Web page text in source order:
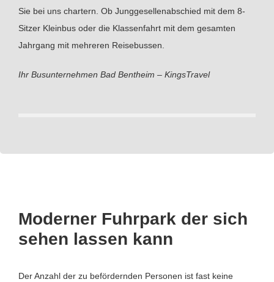
Sie bei uns chartern. Ob Junggesellenabschied mit dem 8-
Sitzer Kleinbus oder die Klassenfahrt mit dem gesamten
Jahrgang mit mehreren Reisebussen.
Ihr Busunternehmen Bad Bentheim – KingsTravel
Moderner Fuhrpark der sich
sehen lassen kann
Der Anzahl der zu befördernden Personen ist fast keine